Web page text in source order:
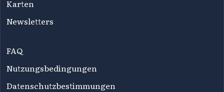
Karten
Newsletters
FAQ
Nutzungsbedingungen
Datenschutzbestimmungen